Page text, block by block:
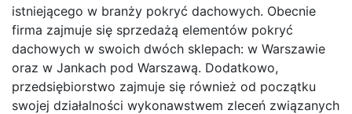
istniejącego w branży pokryć dachowych. Obecnie
firma zajmuje się sprzedażą elementów pokryć
dachowych w swoich dwóch sklepach: w Warszawie
oraz w Jankach pod Warszawą. Dodatkowo,
przedsiębiorstwo zajmuje się również od początku
swojej działalności wykonawstwem zleceń związanych